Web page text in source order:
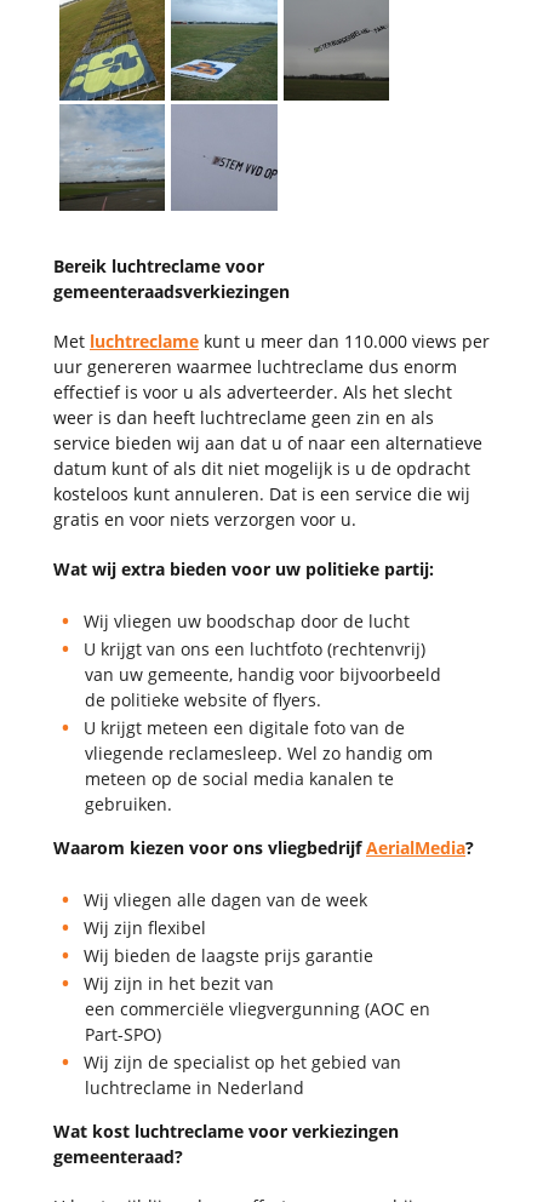
Bereik luchtreclame voor
gemeenteraadsverkiezingen
Met luchtreclame kunt u meer dan 110.000 views per
uur genereren waarmee luchtreclame dus enorm
effectief is voor u als adverteerder. Als het slecht
weer is dan heeft luchtreclame geen zin en als
service bieden wij aan dat u of naar een alternatieve
datum kunt of als dit niet mogelijk is u de opdracht
kosteloos kunt annuleren. Dat is een service die wij
gratis en voor niets verzorgen voor u.
Wat wij extra bieden voor uw politieke partij:
Wij vliegen uw boodschap door de lucht
U krijgt van ons een luchtfoto (rechtenvrij)
van uw gemeente, handig voor bijvoorbeeld
de politieke website of flyers.
U krijgt meteen een digitale foto van de
vliegende reclamesleep. Wel zo handig om
meteen op de social media kanalen te
gebruiken.
Waarom kiezen voor ons vliegbedrijfAerialMedia?
Wij vliegen alle dagen van de week
Wij zijn flexibel
Wij bieden de laagste prijs garantie
Wij zijn in het bezit van
een commerciële vliegvergunning (AOC en
Part-SPO)
Wij zijn de specialist op het gebied van
luchtreclame in Nederland
Wat kost luchtreclame voor verkiezingen
gemeenteraad?